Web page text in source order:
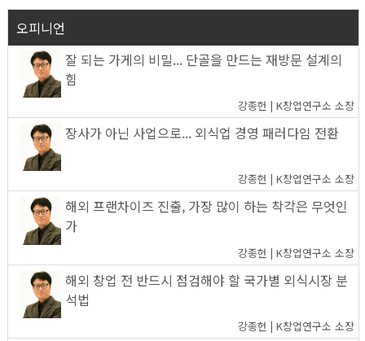
오피니언
잘 되는 가게의 비밀... 단골을 만드는 재방문 설계의
힘
강종헌 | K창업연구소 소장
장사가 아닌 사업으로... 외식업 경영 패러다임 전환
강종헌 | K창업연구소 소장
해외 프랜차이즈 진출, 가장 많이 하는 착각은 무엇인
가
강종헌 | K창업연구소 소장
해외 창업 전 반드시 점검해야 할 국가별 외식시장 분
석법
강종헌 | K창업연구소 소장